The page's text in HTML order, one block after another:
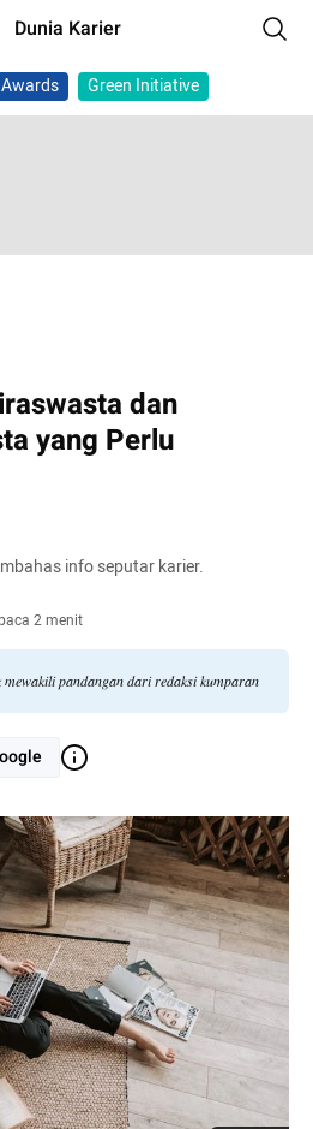
Dunia Karier
Green Initiative
dan
yang Perlu
info seputar karier.
2 menit
pandangan dari redaksi kumparan